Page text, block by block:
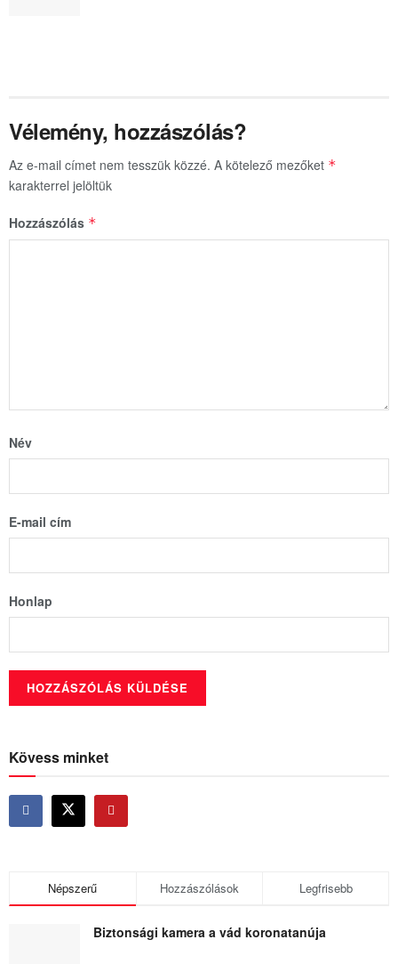
Vélemény, hozzászólás?
Az e-mail címet nem tesszük közzé. A kötelező mezőket *
karakterrel jelöltük
Hozzászólás *
Név
E-mail cím
Honlap
Kövess minket
Népszerű Hozzászólások Legfrisebb
Biztonsági kamera a vád koronatanúja